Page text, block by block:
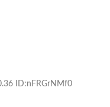
ID:nFRGrNMf0